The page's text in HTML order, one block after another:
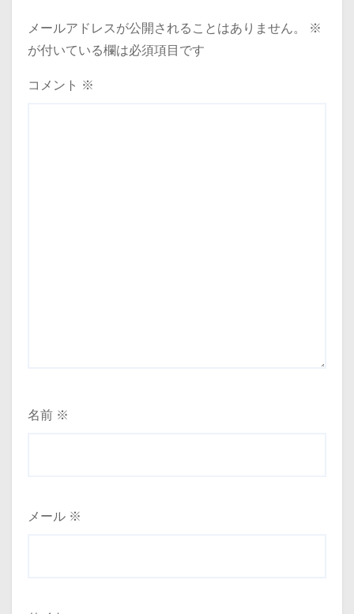
メールアドレスが公開されることはありません。
※
が付いている欄は必須項目です
コメント ※
名前 ※
メール ※